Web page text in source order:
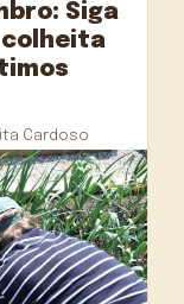
Siga
colheita
Cardoso